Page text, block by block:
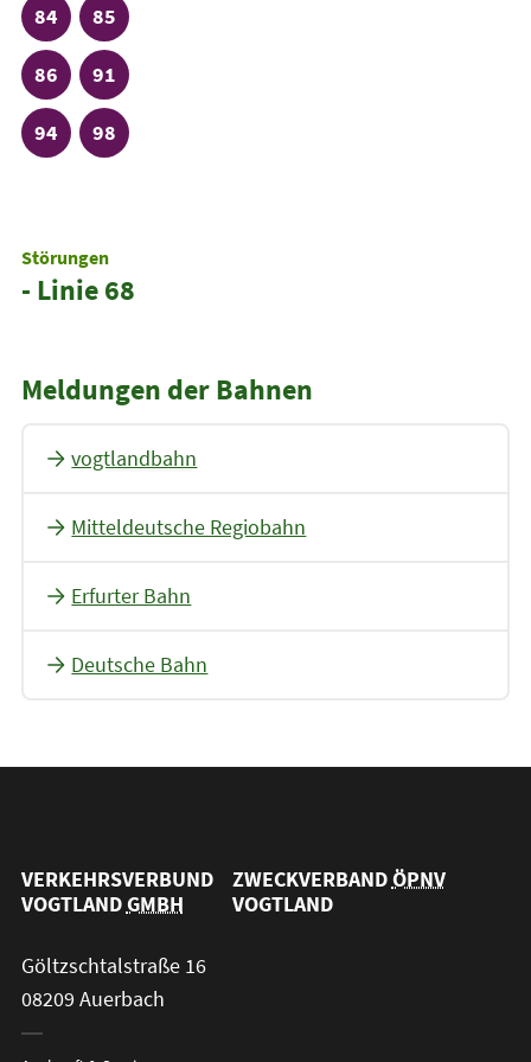
Linie
84 Linie
85
Linie
86 Linie
91
Linie
94 Linie
98
Störungen
- Linie 68
Meldungen der Bahnen
vogtlandbahn
Mitteldeutsche Regiobahn
Erfurter Bahn
Deutsche Bahn
VERKEHRSVERBUND
VOGTLANDGMBH
ZWECKVERBANDÖPNV
VOGTLAND
Göltzschtalstraße 16
08209 Auerbach